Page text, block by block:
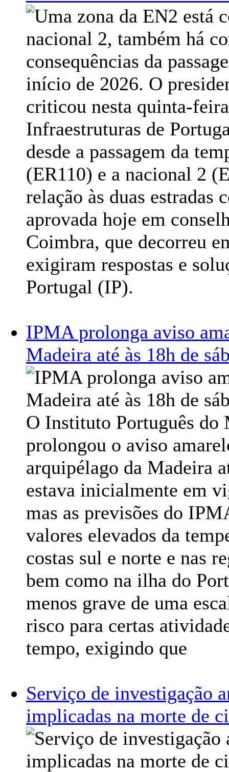
nacional 2, também há
consequências da
início de 2026. O
criticou nesta quinta-
Infraestruturas de
desde a passagem da
(ER110) e a nacional 2
relação às duas estradas
aprovada hoje em
Coimbra, que decorreu
exigiram respostas e
Portugal (IP).
IPMA prolonga aviso
Madeira até às 18h de
O Instituto Português
prolongou o aviso
arquipélago da Madeira
estava inicialmente em
mas as previsões do
valores elevados da
costas sul e norte e nas
bem como na ilha do
menos grave de uma
risco para certas
tempo, exigindo que
Serviço de investigação
implicadas na morte de